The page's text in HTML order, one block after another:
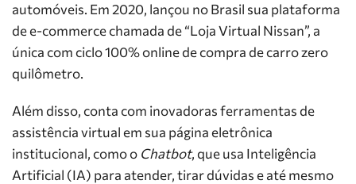
automóveis. Em 2020, lançou no Brasil sua plataforma
de e-commerce chamada de “Loja Virtual Nissan”, a
única com ciclo 100% online de compra de carro zero
quilômetro.
Além disso, conta com inovadoras ferramentas de
assistência virtual em sua página eletrônica
institucional, como o Chatbot, que usa Inteligência
Artificial (IA) para atender, tirar dúvidas e até mesmo